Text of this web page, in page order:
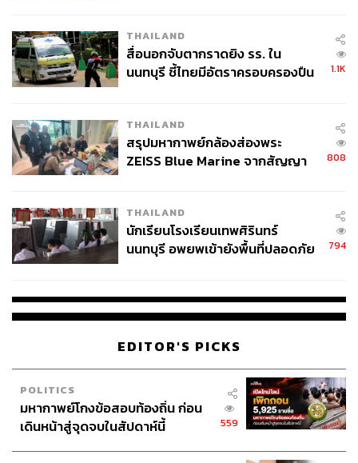
พาหนะในการก่อเหตุถึง 3 ครั้ง ซึ่งค้านกับข้ออ้างที่ว่า
ทำไปเพียงเพื่อข่มขู่
หากจุดประสงค์เป็นเพียงการยิงข่มขู่ กระบวนการ
จัดการหลังก่อเหตุก็ไม่ควรจะมีความซับซ้อนมากนัก
เหตุไปทำการชำแหละเพื่อทำลายหลักฐาน ทั้งการลบ
หมายเลขแชสซี และการแยกชิ้นส่วนโครงเหล็กอย่าง
รัดกุมและเป็นไปตามขั้นตอน
ด้วยเหตุผลเหล่านี้ เจ้าหน้าที่ตำรวจจึงประเมินว่า เจตนาที่แท้
จริงของผู้ก่อเหตุ ตลอดจนผู้บงการที่อยู่เบื้องหลัง มีความมุ่ง
หมายที่รุนแรงถึงขั้นเอาชีวิต มากกว่าจะเป็นเพียงแค่การข่มขู่
ตามที่ ร.อ.วิโรจน์ กล่าวอ้าง
ทางด้านวันมูหะมัดนอร์ มะทาประธานที่ปรึกษาพรรค
ประชาชาติ และเจ้าหน้าที่ตำรวจ ต่างเชื่อมั่นว่าคดีนี้ต้องมีผู้
บงการ หรือผู้จ้างวานรายใหญ่อยู่เบื้องหลังอย่างแน่นอน
โดยขณะนี้ พนักงานสอบสวนกำลังเร่งขยายผลเพื่อค้นหาแรง
จูงใจ และรวบรวมพยานหลักฐานเพื่อสาวให้ถึงตัวผู้บงการต่อ
ไป
THAILAND
สื่อนอกจับตากราดยิง รร. ใน
นนทบุรี ชี้ไทยมีอัตราครอบครองปืน
1.1K
THAILAND
สรุปมหากาพย์กล้องส่องพระ
ZEISS Blue Marine จากสัญญา
จ่ายหนี้-แอบระบุแบรนด์
808
THAILAND
นักเรียนโรงเรียนเทพศิรินทร์
นนทบุรี อพยพเข้ายังพื้นที่ปลอดภัย
794
EDITOR'S PICKS
POLITICS
มหากาพย์โกงข้อสอบท้องถิ่น ก่อน
เดินหน้าสู่จุดจบในสัปดาห์นี้
559